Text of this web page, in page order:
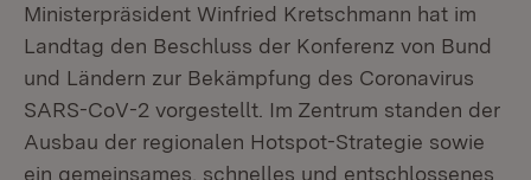
Ministerpräsident Winfried Kretschmann hat im
Landtag den Beschluss der Konferenz von Bund
und Ländern zur Bekämpfung des Coronavirus
SARS-CoV-2 vorgestellt. Im Zentrum standen der
Ausbau der regionalen Hotspot-Strategie sowie
ein gemeinsames, schnelles und entschlossenes